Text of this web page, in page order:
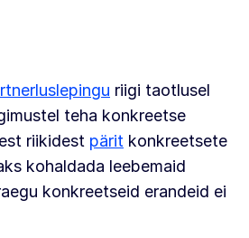
riigi taotlusel
teha konkreetse
riikidest pärit konkreetsete
kohaldada leebemaid
konkreetseid erandeid ei